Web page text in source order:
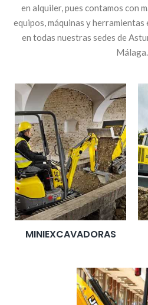
en alquiler, pues contamos con
equipos, máquinas y
en todas nuestras sedes de
Málaga.
MINIEXCAVADORAS